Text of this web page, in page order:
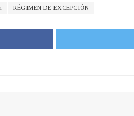
RÉGIMEN DE EXCEPCIÓN